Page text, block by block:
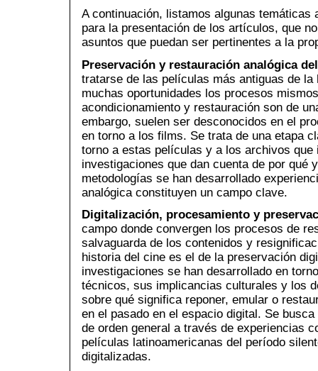
A continuación, listamos algunas temáticas
para la presentación de los artículos, que
asuntos que puedan ser pertinentes a la
Preservación y restauración analógica
tratarse de las películas más antiguas de la
muchas oportunidades los procesos
acondicionamiento y restauración son de
embargo, suelen ser desconocidos en el
en torno a los films. Se trata de una etapa
torno a estas películas y a los archivos que
investigaciones que dan cuenta de por qué
metodologías se han desarrollado
analógica constituyen un campo clave.
Digitalización, procesamiento y
campo donde convergen los procesos de
salvaguarda de los contenidos y
historia del cine es el de la preservación
investigaciones se han desarrollado en
técnicos, sus implicancias culturales y los
sobre qué significa reponer, emular o
en el pasado en el espacio digital. Se
de orden general a través de experiencias
películas latinoamericanas del período
digitalizadas.